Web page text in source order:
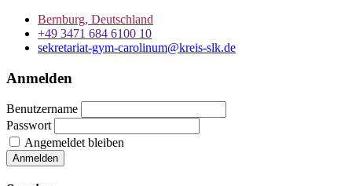
Bernburg, Deutschland
+49 3471 684 6100 10
sekretariat-gym-carolinum@kreis-slk.de
Anmelden
Benutzername
Passwort
Angemeldet bleiben